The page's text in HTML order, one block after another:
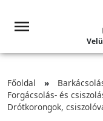
Főoldal
Forgácsolás- és
Drótkorongok,